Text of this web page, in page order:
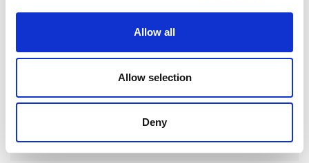
Allow all
Allow selection
Deny
2026年柏林国际航空航天展（ILA BERLIN 2026）：全球
航空航天业齐聚柏林
ICAM 25：涡轮机械更锐利的边缘，更强劲的引擎